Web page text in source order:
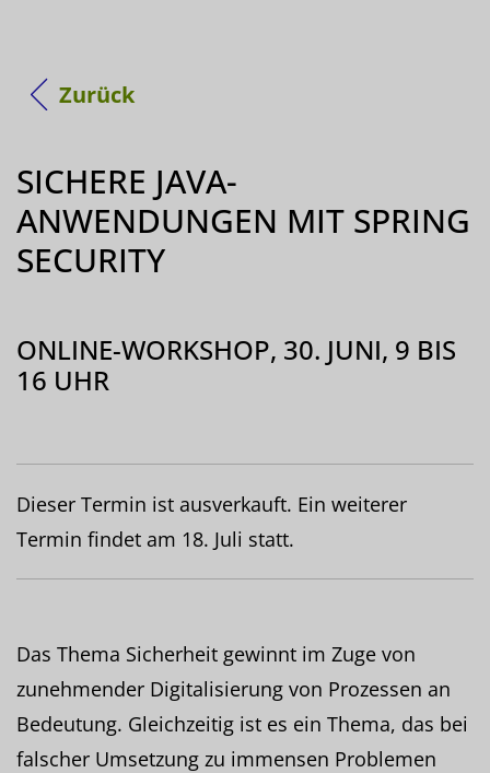
Zurück
SICHERE JAVA-
ANWENDUNGEN MIT SPRING
SECURITY
ONLINE-WORKSHOP, 30. JUNI, 9 BIS
16 UHR
Dieser Termin ist ausverkauft. Ein weiterer
Termin findet am 18. Juli statt.
Das Thema Sicherheit gewinnt im Zuge von
zunehmender Digitalisierung von Prozessen an
Bedeutung. Gleichzeitig ist es ein Thema, das bei
falscher Umsetzung zu immensen Problemen